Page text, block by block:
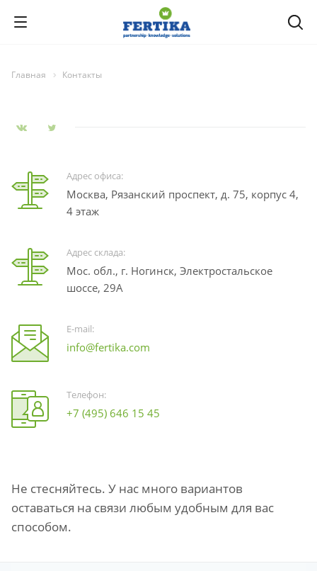
Главная Контакты
Адрес офиса:
Москва, Рязанский проспект, д. 75, корпус 4,
4 этаж
Адрес склада:
Мос. обл., г. Ногинск, Электростальское
шоссе, 29А
E-mail:
info@fertika.com
Телефон:
+7 (495) 646 15 45
Не стесняйтесь. У нас много вариантов
оставаться на связи любым удобным для вас
способом.